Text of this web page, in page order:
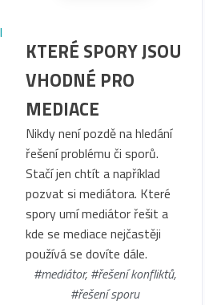
KTERÉ SPORY JSOU
VHODNÉ PRO
MEDIACE
Nikdy není pozdě na hledání
řešení problému či sporů.
Stačí jen chtít a například
pozvat si mediátora. Které
spory umí mediátor řešit a
kde se mediace nejčastěji
používá se dovíte dále.
#mediátor, #řešení konfliktů,
#řešení sporu